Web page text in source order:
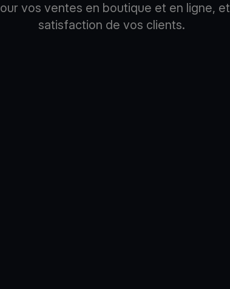
vos ventes en boutique et en ligne,
satisfaction de vos clients.